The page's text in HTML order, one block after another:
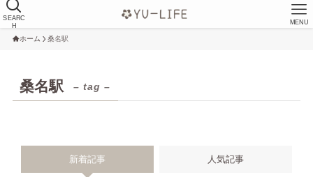
SEARC
H
MENU
ホーム 桑名駅
桑名駅 – tag –
新着記事 人気記事